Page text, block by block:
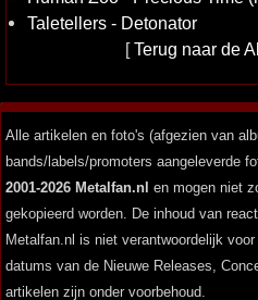
Taletellers - Detonator
[Terug naar de
Alle artikelen en foto's (afgezien van
bands/labels/promoters aangeleverde
2001-2026 Metalfan.nl en mogen niet
gekopieerd worden. De inhoud van
Metalfan.nl is niet verantwoordelijk
datums van de Nieuwe Releases,
artikelen zijn onder voorbehoud.